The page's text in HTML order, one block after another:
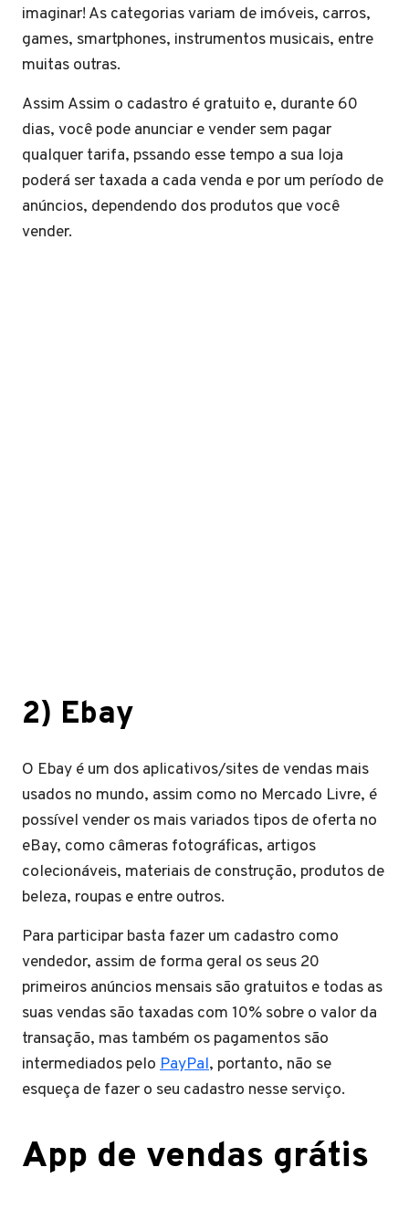
imaginar! As categorias variam de imóveis, carros,
games, smartphones, instrumentos musicais, entre
muitas outras.
Assim Assim o cadastro é gratuito e, durante 60
dias, você pode anunciar e vender sem pagar
qualquer tarifa, pssando esse tempo a sua loja
poderá ser taxada a cada venda e por um período de
anúncios, dependendo dos produtos que você
vender.
2) Ebay
O Ebay é um dos aplicativos/sites de vendas mais
usados no mundo, assim como no Mercado Livre, é
possível vender os mais variados tipos de oferta no
eBay, como câmeras fotográficas, artigos
colecionáveis, materiais de construção, produtos de
beleza, roupas e entre outros.
Para participar basta fazer um cadastro como
vendedor, assim de forma geral os seus 20
primeiros anúncios mensais são gratuitos e todas as
suas vendas são taxadas com 10% sobre o valor da
transação, mas também os pagamentos são
intermediados pelo PayPal, portanto, não se
esqueça de fazer o seu cadastro nesse serviço.
App de vendas grátis